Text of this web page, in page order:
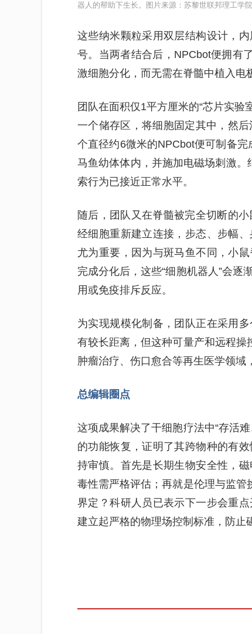
器人的帮助下生长。图片来源：苏黎世联邦理工学院
这些纳米颗粒采用双层结构设计，
号。当两者结合后，NPCbot便拥有
激细胞分化，而无需在脊髓中植入电
团队在面积仅1平方厘米的“芯片实
一个储存区，将细胞固定其中，然
个直径约6微米的NPCbot便可制备
马鱼幼体体内，并施加电磁场刺激
索行为已接近正常水平。
随后，团队又在脊髓被完全切断的
经细胞重新建立连接，步态、步幅
尤为重要，因为与斑马鱼不同，小
完成分化后，这些“细胞机器人”会
用或免疫排斥反应。
为实现规模化制备，团队正在采用
有较长距离，但这种可量产和远程操
肿瘤治疗、伤口愈合等再生医学领域
总编辑圈点
这项成果解决了干细胞疗法中“存活
的功能恢复，证明了其跨物种的有
持审慎。首先是长期生物安全性，
毒性需严格评估；再就是伦理与监管
界定？科研人员已表示下一步会重
建立起严格的物理场控制标准，防止